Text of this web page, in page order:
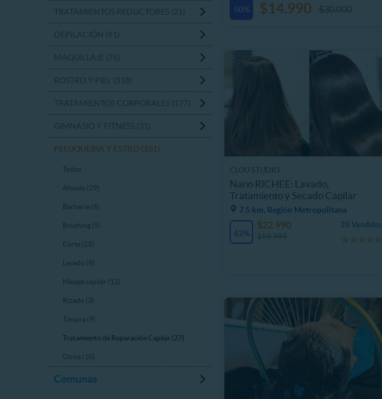
PELUQUERÍA Y ESTILO (101)
Todos
Alisado (29)
Barbería (6)
Brushing (5)
Corte (25)
Lavado (8)
Masaje capilar (12)
Rizado (3)
Tintura (9)
Tratamiento de Reparación Capilar (27)
Otros (10)
Comunas
50% $14.990
Nano RICHEE: Lavado,
Tratamiento y Secado Capilar
7.5 km, Región Metropolitana
62%
28 Vendidos
$22.990